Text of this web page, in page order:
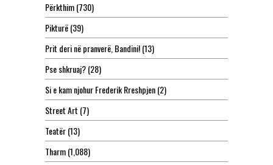
Përkthim(730)
Pikturë(39)
Prit deri në pranverë, Bandini!(13)
Pse shkruaj?(28)
Si e kam njohur Frederik Rreshpjen(2)
Street Art (7)
Teatër(13)
Tharm(1,088)